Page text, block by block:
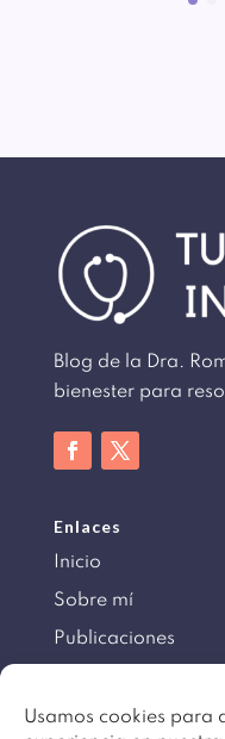
Usamos cookies para
Blog de la Dra.
bienester para
Enlaces
Inicio
Sobre mí
Publicaciones
Información